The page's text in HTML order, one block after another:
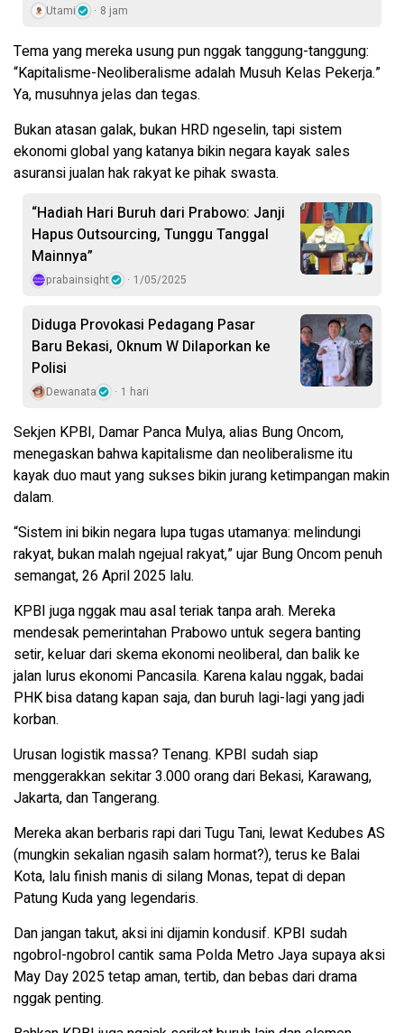
Utami 8 jam
Tema yang mereka usung pun nggak tanggung-tanggung:
“Kapitalisme-Neoliberalisme adalah Musuh Kelas Pekerja.”
Ya, musuhnya jelas dan tegas.
Bukan atasan galak, bukan HRD ngeselin, tapi sistem
ekonomi global yang katanya bikin negara kayak sales
asuransi jualan hak rakyat ke pihak swasta.
“Hadiah Hari Buruh dari Prabowo: Janji
Hapus Outsourcing, Tunggu Tanggal
Mainnya”
prabainsight 1/05/2025
Diduga Provokasi Pedagang Pasar
Baru Bekasi, Oknum W Dilaporkan ke
Polisi
Dewanata 1 hari
Sekjen KPBI, Damar Panca Mulya, alias Bung Oncom,
menegaskan bahwa kapitalisme dan neoliberalisme itu
kayak duo maut yang sukses bikin jurang ketimpangan makin
dalam.
“Sistem ini bikin negara lupa tugas utamanya: melindungi
rakyat, bukan malah ngejual rakyat,” ujar Bung Oncom penuh
semangat, 26 April 2025 lalu.
KPBI juga nggak mau asal teriak tanpa arah. Mereka
mendesak pemerintahan Prabowo untuk segera banting
setir, keluar dari skema ekonomi neoliberal, dan balik ke
jalan lurus ekonomi Pancasila. Karena kalau nggak, badai
PHK bisa datang kapan saja, dan buruh lagi-lagi yang jadi
korban.
Urusan logistik massa? Tenang. KPBI sudah siap
menggerakkan sekitar 3.000 orang dari Bekasi, Karawang,
Jakarta, dan Tangerang.
Mereka akan berbaris rapi dari Tugu Tani, lewat Kedubes AS
(mungkin sekalian ngasih salam hormat?), terus ke Balai
Kota, lalu finish manis di silang Monas, tepat di depan
Patung Kuda yang legendaris.
Dan jangan takut, aksi ini dijamin kondusif. KPBI sudah
ngobrol-ngobrol cantik sama Polda Metro Jaya supaya aksi
May Day 2025 tetap aman, tertib, dan bebas dari drama
nggak penting.